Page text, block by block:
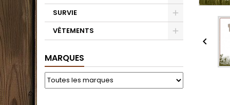
SURVIE
VÊTEMENTS
MARQUES
